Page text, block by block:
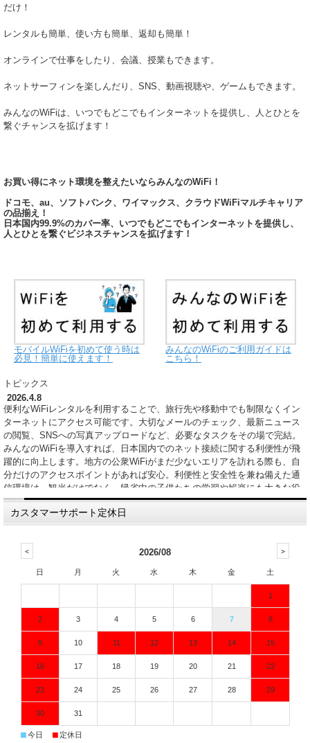
だけ！
レンタルも簡単、使い方も簡単、返却も簡単！
オンラインで仕事をしたり、会議、授業もできます。
ネットサーフィンを楽しんだり、SNS、動画視聴や、ゲームもできます。
みんなのWiFiは、いつでもどこでもインターネットを提供し、人とひとを
繋ぐチャンスを拡げます！
お買い得にネット環境を整えたいならみんなのWiFi！
ドコモ、au、ソフトバンク、ワイマックス、クラウドWiFiマルチキャリア
の品揃え！
日本国内99.9%のカバー率、いつでもどこでもインターネットを提供し、
人とひとを繋ぐビジネスチャンスを拡げます！
モバイルWiFiを初めて使う時は
必見！簡単に使えます！
みんなのWiFiのご利用ガイドは
こちら！
トピックス
2026.4.8
便利なWiFiレンタルを利用することで、旅行先や移動中でも制限なくイン
ターネットにアクセス可能です。大切なメールのチェック、最新ニュース
の閲覧、SNSへの写真アップロードなど、必要なタスクをその場で完結。
みんなのWiFiを導入すれば、日本国内でのネット接続に関する利便性が飛
躍的に向上します。地方の公衆WiFiがまだ少ないエリアを訪れる際も、自
分だけのアクセスポイントがあれば安心。利便性と安全性を兼ね備えた通
信環境は、観光だけでなく、帰省中の子供たちの学習や娯楽にも大きな役
割を果たしてくれます。
2026.4.1
国内旅行や長期出張において、レンタルWiFiはもはや必須のアイテムと言
のナビゲーションやSNSの更新も自由自在です。特に月末、スマートフォ
ンのパケットが枯渇してしまい、通信制限に悩まされている方には当店の
サービスが救世主となります。高速なデータのやり取りを可能にする最新
端末を取り揃えており、動画配信やオンラインゲームも快適。北は北海道
から南は沖縄まで全国各地で利用可能な広いカバーエリアを誇り、あなた
のデジタル体験をより豊かでストレスのないものへと導きます。
2026.3.25
行楽シーズンのお出かけには、快適なネット環境が欠かせません。ホテル
にWiFiが完備されていても、ロビーを一歩出れば通信が途切れてしまうの
が一般的です。しかし、みんなのWiFiのモバイル端末を携帯していれば、
専用回線。山間部から都心のビル群まで、場所を選ばず繋がる安心感は格
別です。レンタルだからこそ可能な、必要な時だけ使える贅沢をぜひ体感
してください。
カスタマーサポート定休日
2026/08
日 月 火 水 木 金 土
1
2 3 4 5 6 7 8
9 10 11 12 13 14 15
16 17 18 19 20 21 22
23 24 25 26 27 28 29
30 31
■今日 ■ 定休日